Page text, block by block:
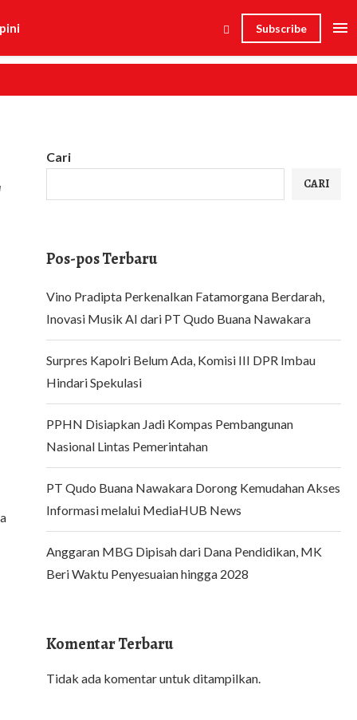
Subscribe
Cari
CARI
Pos-pos Terbaru
Vino Pradipta Perkenalkan Fatamorgana Berdarah,
Inovasi Musik AI dari PT Qudo Buana Nawakara
Surpres Kapolri Belum Ada, Komisi III DPR Imbau
Hindari Spekulasi
PPHN Disiapkan Jadi Kompas Pembangunan
Nasional Lintas Pemerintahan
PT Qudo Buana Nawakara Dorong Kemudahan Akses
Informasi melalui MediaHUB News
Anggaran MBG Dipisah dari Dana Pendidikan, MK
Beri Waktu Penyesuaian hingga 2028
Komentar Terbaru
Tidak ada komentar untuk ditampilkan.